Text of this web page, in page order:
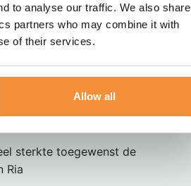
to analyse our traffic. We also share
partners who may combine it with
of their services.
Allow all
te bevatten.
sterkte toegewenst de
Ria